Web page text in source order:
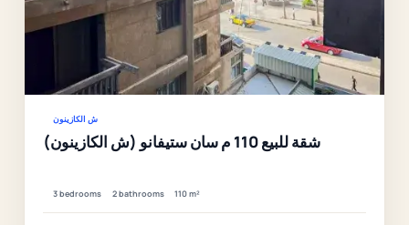
ش الكازينون
شقة للبيع 110 م سان ستيفانو (ش الكازينون)
3 bedrooms 2 bathrooms 110 m²